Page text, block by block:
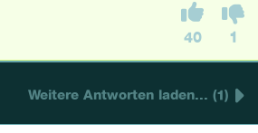
40 1
Weitere Antworten laden... (1)